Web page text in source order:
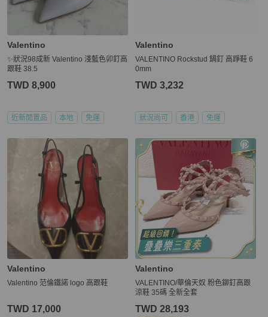
Valentino
✨狀況98成新 Valentino 淺藍色卯釘高
跟鞋 38.5
TWD 8,900
近新閒置品 本地 免運
Valentino
VALENTINO Rockstud 鍋釘 高踭鞋 6
0mm
TWD 3,232
狀況尚可 香港 免運
Valentino
Valentino 范倫鐵諾 logo 高跟鞋
TWD 17,000
Valentino
VALENTINO/華倫天奴 粉色鉚釘高跟
涼鞋 35碼 全新全套
TWD 28,193